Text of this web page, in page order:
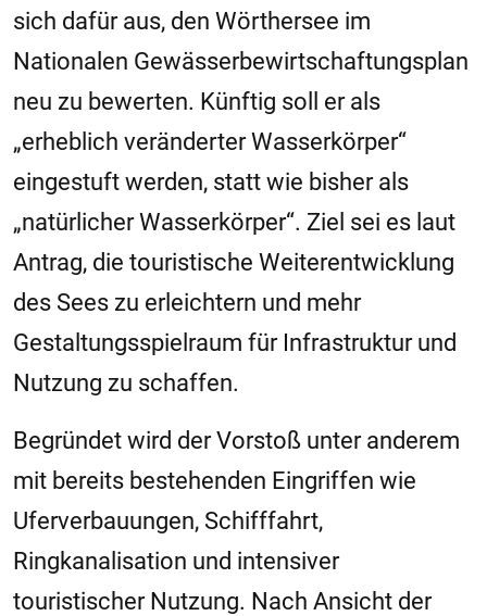
sich dafür aus, den Wörthersee im
Nationalen Gewässerbewirtschaftungsplan
neu zu bewerten. Künftig soll er als
„erheblich veränderter Wasserkörper“
eingestuft werden, statt wie bisher als
„natürlicher Wasserkörper“. Ziel sei es laut
Antrag, die touristische Weiterentwicklung
des Sees zu erleichtern und mehr
Gestaltungsspielraum für Infrastruktur und
Nutzung zu schaffen.
Begründet wird der Vorstoß unter anderem
mit bereits bestehenden Eingriffen wie
Uferverbauungen, Schifffahrt,
Ringkanalisation und intensiver
touristischer Nutzung. Nach Ansicht der